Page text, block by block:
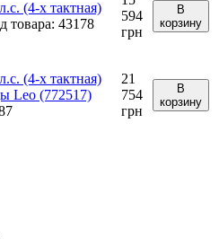
(4-х тактная)
товара: 43178
594
грн
В
корзину
(4-х тактная)
Leo (772517)
21
754
грн
В
корзину